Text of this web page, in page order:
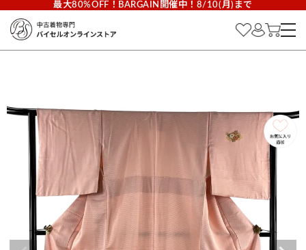
最大80%OFF！BARGAIN開催中！8/10(月)まで